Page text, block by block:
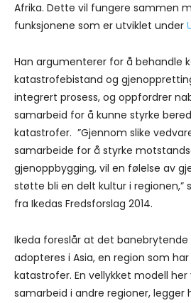
Afrika. Dette vil fungere sammen
funksjonene som er utviklet under
Han argumenterer for å behandle
katastrofebistand og
integrert prosess, og oppfordrer
samarbeid for å kunne styrke
katastrofer. ”Gjennom slike
samarbeide for å styrke
gjenoppbygging, vil en følelse av
støtte bli en delt kultur i regionen,”
fra Ikedas Fredsforslag 2014.
Ikeda foreslår at det
adopteres i Asia, en region som
katastrofer. En vellykket modell her
samarbeid i andre regioner, legger